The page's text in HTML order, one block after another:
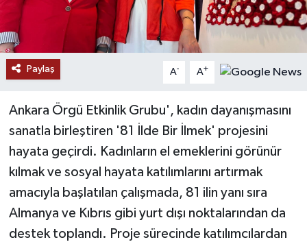
Paylaş A- A+
Ankara Örgü Etkinlik Grubu', kadın dayanışmasını
sanatla birleştiren '81 İlde Bir İlmek' projesini
hayata geçirdi. Kadınların el emeklerini görünür
kılmak ve sosyal hayata katılımlarını artırmak
amacıyla başlatılan çalışmada, 81 ilin yanı sıra
Almanya ve Kıbrıs gibi yurt dışı noktalarından da
destek toplandı. Proje sürecinde katılımcılardan
Kültür Sanat
Magazin
Politika
Sağlık
Son Dakika
Yaşam
Yerel